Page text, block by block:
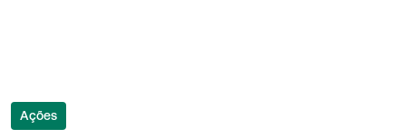
Ações